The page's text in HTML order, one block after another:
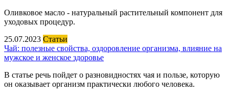
Оливковое масло - натуральный растительный компонент для
уходовых процедур.
25.07.2023 Статьи
Чай: полезные свойства, оздоровление организма, влияние на
мужское и женское здоровье
В статье речь пойдет о разновидностях чая и пользе, которую
он оказывает организм практически любого человека.